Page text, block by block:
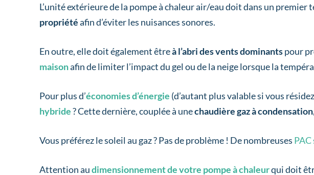
L’unité extérieure de la pompe à chaleur air/eau doit dans un premier
propriétéafin d’éviter les nuisances sonores.
En outre, elle doit également êtreà l’abri des vents dominantspour
maisonafin de limiter l’impact du gel ou de la neige lorsque la
Pour plus d’économies d’énergie (d’autant plus valable si vous
hybride? Cette dernière, couplée à unechaudière gaz à condensation
Vous préférez le soleil au gaz ? Pas de problème ! De nombreuses
Attention audimensionnement de votre pompe à chaleurqui doit